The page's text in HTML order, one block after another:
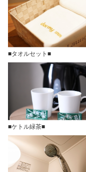
■タオルセット■
■ケトル緑茶■